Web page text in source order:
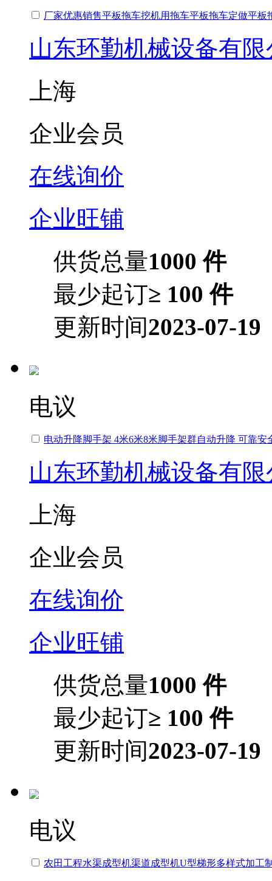
厂家优惠销售平板拖车挖机用拖车平板拖车定做平板
山东环勤机械设备有
上海
企业会员
在线询价
企业旺铺
供货总量1000 件
最少起订≥ 100 件
更新时间2023-07-19
电议
电动升降脚手架 4米6米8米脚手架群自动升降 可靠安
山东环勤机械设备有
上海
企业会员
在线询价
企业旺铺
供货总量1000 件
最少起订≥ 100 件
更新时间2023-07-19
电议
农田工程水渠成型机渠道成型机U型梯形多样式加工